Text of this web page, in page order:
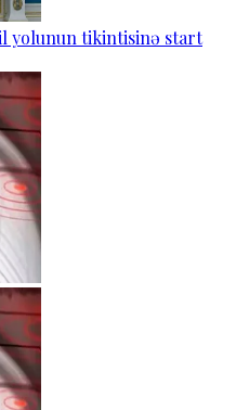
yolunun tikintisinə start